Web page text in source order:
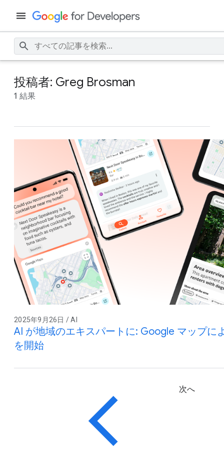
投稿者: Greg Brosman
1 結果
2025年9月26日 / AI
AI が地域のエキスパートに: Google マップに
を開始
次へ